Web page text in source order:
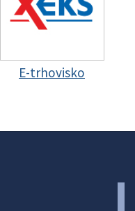
E-trhovisko